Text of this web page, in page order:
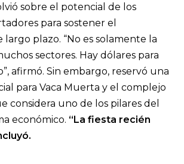
sobre el potencial de los
para sostener el
plazo. “No es solamente la
sectores. Hay dólares para
afirmó. Sin embargo, reservó una
para Vaca Muerta y el complejo
considera uno de los pilares del
económico. “La fiesta recién